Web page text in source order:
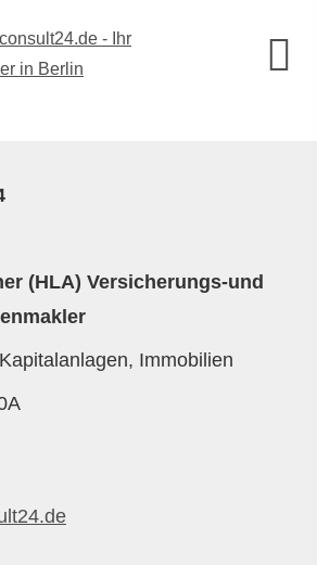
(HLA) Versicherungs-und
Immobilien